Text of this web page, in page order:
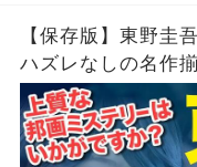
【保存版】東野圭
ハズレなしの名作